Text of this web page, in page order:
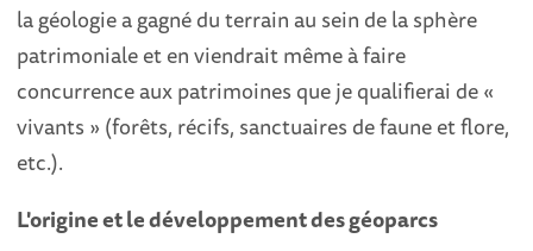
la géologie a gagné du terrain au sein de la sphère
patrimoniale et en viendrait même à faire
concurrence aux patrimoines que je qualifierai de «
vivants » (forêts, récifs, sanctuaires de faune et flore,
etc.).
L'origine et le développement des géoparcs